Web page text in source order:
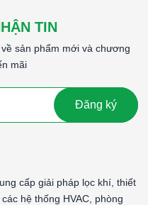
TIN
sản phẩm mới và chương
mãi
Đăng ký
cấp giải pháp lọc khí, thiết
hệ thống HVAC, phòng